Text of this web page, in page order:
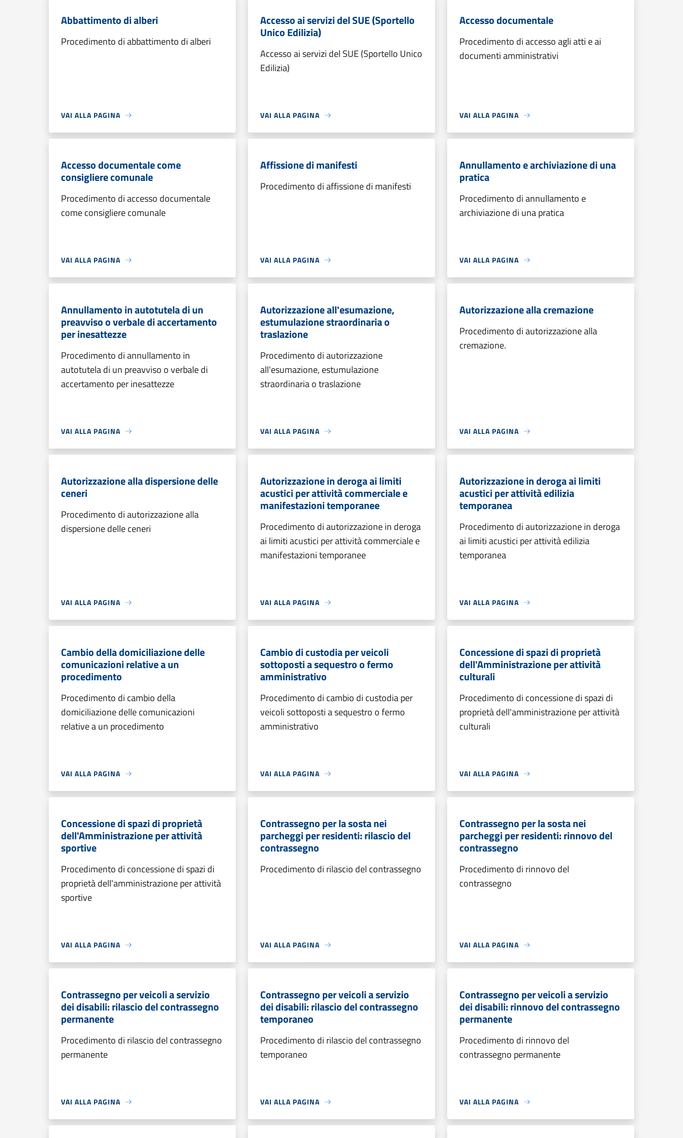
Abbattimento di alberi
Procedimento di abbattimento di alberi
VAI ALLA PAGINA
Accesso ai servizi del SUE (Sportello
Unico Edilizia)
Accesso ai servizi del SUE (Sportello Unico
Edilizia)
VAI ALLA PAGINA
Accesso documentale
Procedimento di accesso agli atti e ai
documenti amministrativi
VAI ALLA PAGINA
Accesso documentale come
consigliere comunale
Procedimento di accesso documentale
come consigliere comunale
VAI ALLA PAGINA
Affissione di manifesti
Procedimento di affissione di manifesti
VAI ALLA PAGINA
Annullamento e archiviazione di una
pratica
Procedimento di annullamento e
archiviazione di una pratica
VAI ALLA PAGINA
Annullamento in autotutela di un
preavviso o verbale di accertamento
per inesattezze
Procedimento di annullamento in
autotutela di un preavviso o verbale di
accertamento per inesattezze
VAI ALLA PAGINA
Autorizzazione all'esumazione,
estumulazione straordinaria o
traslazione
Procedimento di autorizzazione
all'esumazione, estumulazione
straordinaria o traslazione
VAI ALLA PAGINA
Autorizzazione alla cremazione
Procedimento di autorizzazione alla
cremazione.
VAI ALLA PAGINA
Autorizzazione alla dispersione delle
ceneri
Procedimento di autorizzazione alla
dispersione delle ceneri
VAI ALLA PAGINA
Autorizzazione in deroga ai limiti
acustici per attività commerciale e
manifestazioni temporanee
Procedimento di autorizzazione in deroga
ai limiti acustici per attività commerciale e
manifestazioni temporanee
VAI ALLA PAGINA
Autorizzazione in deroga ai limiti
acustici per attività edilizia
temporanea
Procedimento di autorizzazione in deroga
ai limiti acustici per attività edilizia
temporanea
VAI ALLA PAGINA
Cambio della domiciliazione delle
comunicazioni relative a un
procedimento
Procedimento di cambio della
domiciliazione delle comunicazioni
relative a un procedimento
VAI ALLA PAGINA
Cambio di custodia per veicoli
sottoposti a sequestro o fermo
amministrativo
Procedimento di cambio di custodia per
veicoli sottoposti a sequestro o fermo
amministrativo
VAI ALLA PAGINA
Concessione di spazi di proprietà
dell'Amministrazione per attività
culturali
Procedimento di concessione di spazi di
proprietà dell'amministrazione per attività
culturali
VAI ALLA PAGINA
Concessione di spazi di proprietà
dell'Amministrazione per attività
sportive
Procedimento di concessione di spazi di
proprietà dell'amministrazione per attività
sportive
VAI ALLA PAGINA
Contrassegno per la sosta nei
parcheggi per residenti: rilascio del
contrassegno
Procedimento di rilascio del contrassegno
VAI ALLA PAGINA
Contrassegno per la sosta nei
parcheggi per residenti: rinnovo del
contrassegno
Procedimento di rinnovo del
contrassegno
VAI ALLA PAGINA
Contrassegno per veicoli a servizio
dei disabili: rilascio del contrassegno
permanente
Procedimento di rilascio del contrassegno
permanente
VAI ALLA PAGINA
Contrassegno per veicoli a servizio
dei disabili: rilascio del contrassegno
temporaneo
Procedimento di rilascio del contrassegno
temporaneo
VAI ALLA PAGINA
Contrassegno per veicoli a servizio
dei disabili: rinnovo del contrassegno
permanente
Procedimento di rinnovo del
contrassegno permanente
VAI ALLA PAGINA